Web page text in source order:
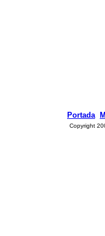
Portada
Copyright